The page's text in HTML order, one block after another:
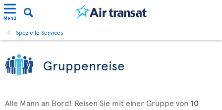
Menü
Spezielle Services
Gruppenreise
Alle Mann an Bord! Reisen Sie mit einer Gruppe von 10